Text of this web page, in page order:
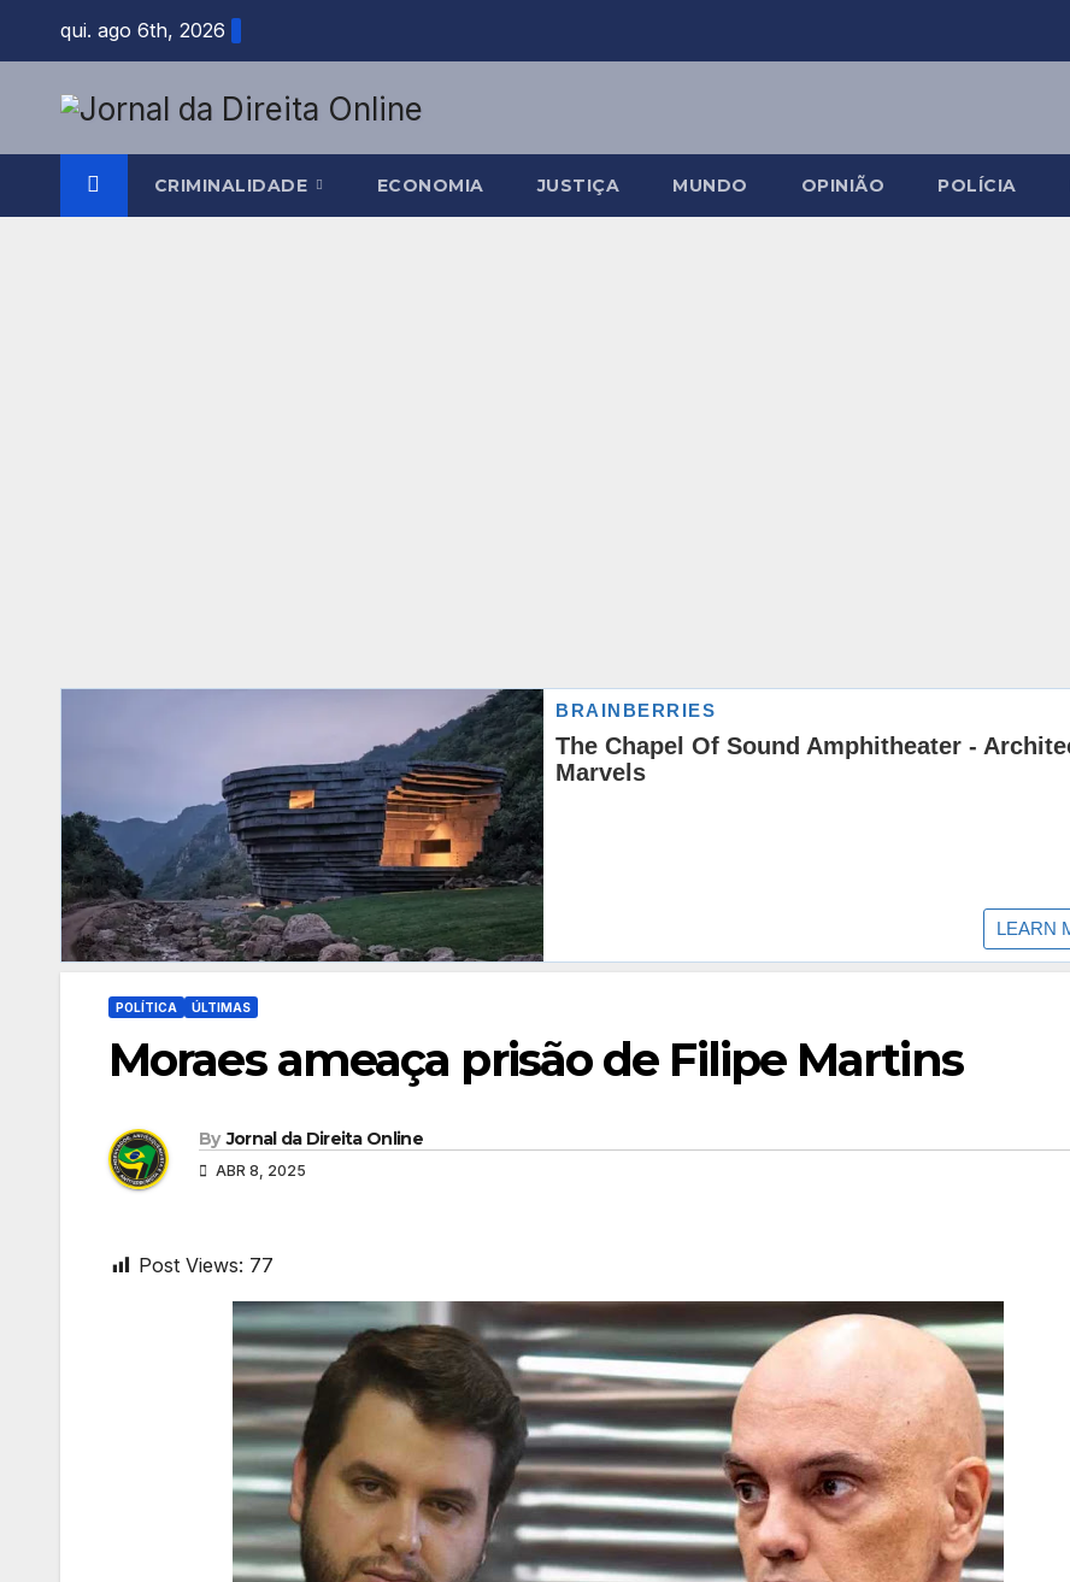
content
qui. ago 6th, 2026
CRIMINALIDADE ECONOMIA JUSTIÇA MUNDO OPINIÃO POLÍCIA
POLÍTICA ÚLTIMAS
Moraes ameaça prisão de Filipe Martins
By Jornal da Direita Online
ABR 8, 2025
Post Views: 77